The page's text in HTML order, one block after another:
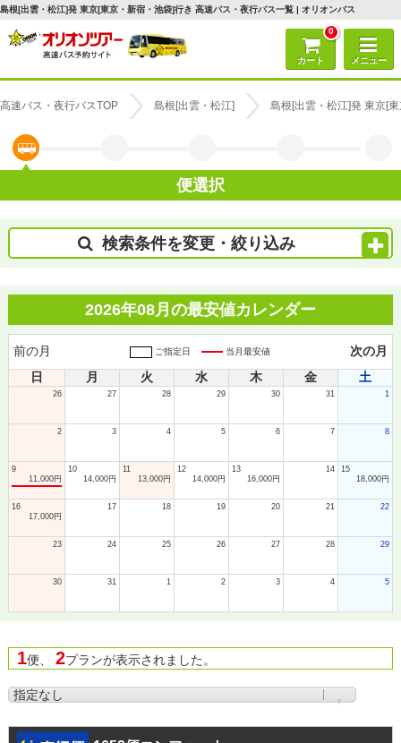
島根[出雲・松江]発 東京[東京・新宿・池袋]行き 高速バス・夜行バス一覧 | オリオンバス
0
カート メニュー
高速バス・夜行バスTOP 島根[出雲・松江] 島根[出雲・松江]発 東京[
便選択
検索条件を変更・絞り込み
2026年08月の最安値カレンダー
前の月 ご指定日 当月最安値
次の月
日
月 火 水 木 金 土
26 27 28 29 30 31 1
2 3 4 5 6 7 8
9
11,000円
10
14,000円
11
13,000円
12
14,000円
13
16,000円
14
15
18,000円
16
17,000円
17 18 19 20 21 22
23 24 25 26 27 28 29
30 31 1 2 3 4 5
1便、 2プランが表示されました。